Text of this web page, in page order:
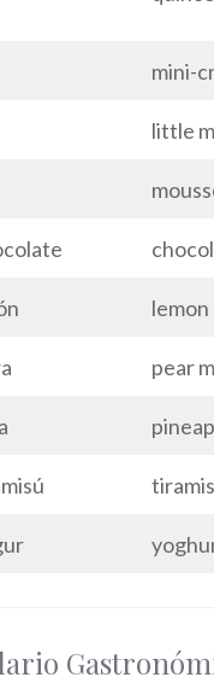
mini-
little
lemon
pear